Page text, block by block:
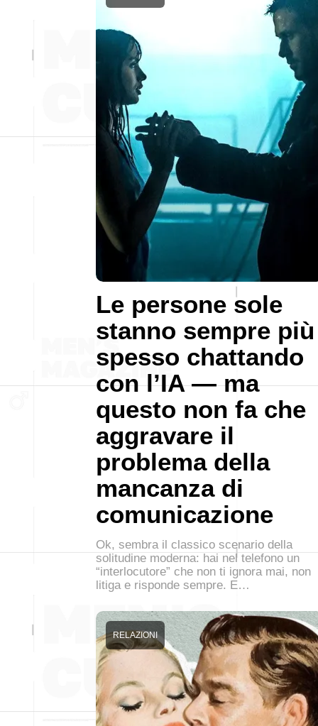
Le persone sole
stanno sempre più
spesso chattando
con l’IA — ma
questo non fa che
aggravare il
problema della
mancanza di
comunicazione
Ok, sembra il classico scenario della
solitudine moderna: hai nel telefono un
“interlocutore” che non ti ignora mai, non
litiga e risponde sempre. E…
RELAZIONI